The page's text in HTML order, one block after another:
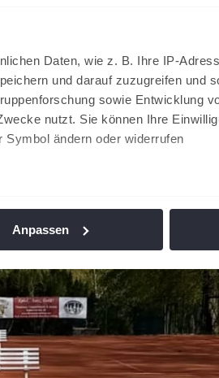
Daten, wie z. B. Ihre IP-
und darauf zuzugreifen und
sowie Entwicklung
nutzt. Sie können Ihre
ändern oder widerrufen
Funktionen für
geben wir Informationen zu
und Analysen weiter. Unsere
ihnen bereitgestellt haben oder die
Anpassen
nicht vermuten lässt,